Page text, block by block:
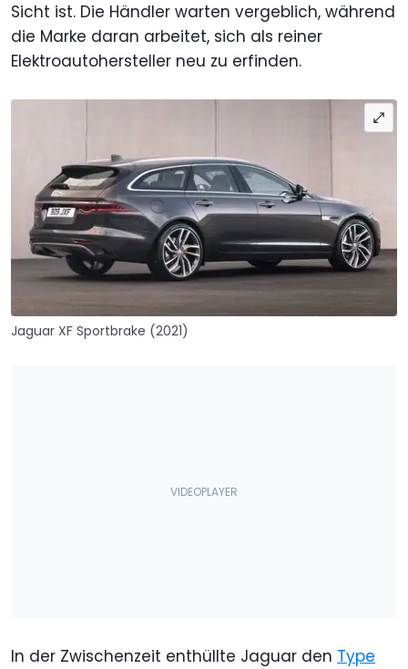
Sicht ist. Die Händler warten vergeblich, während
die Marke daran arbeitet, sich als reiner
Elektroautohersteller neu zu erfinden.
Jaguar XF Sportbrake (2021)
In der Zwischenzeit enthüllte Jaguar den Type